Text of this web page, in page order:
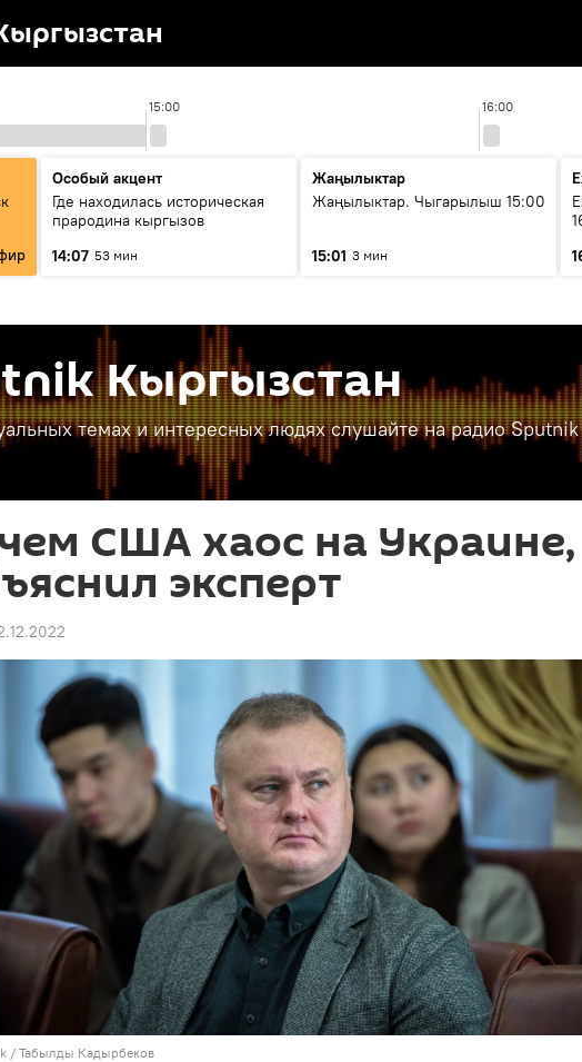
15:00 16:00
Особый акцент
Где находилась историческая
прародина кыргызов
14:07 53 мин
Жаңылыктар
Жаңылыктар. Чыгарылыш 15:00
15:01 3 мин
Кыргызстан
темах и интересных людях слушайте на радио Sputnik
США хаос на Украине,
эксперт
/ Табылды Кадырбеков